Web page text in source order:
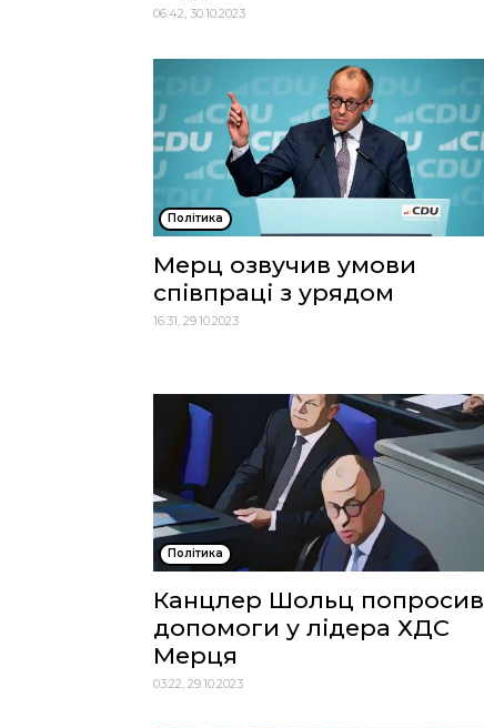
06:42, 30.10.2023
Політика
Мерц озвучив умови
співпраці з урядом
16:31, 29.10.2023
Політика
Канцлер Шольц попросив
допомоги у лідера ХДС
Мерця
03:22, 29.10.2023